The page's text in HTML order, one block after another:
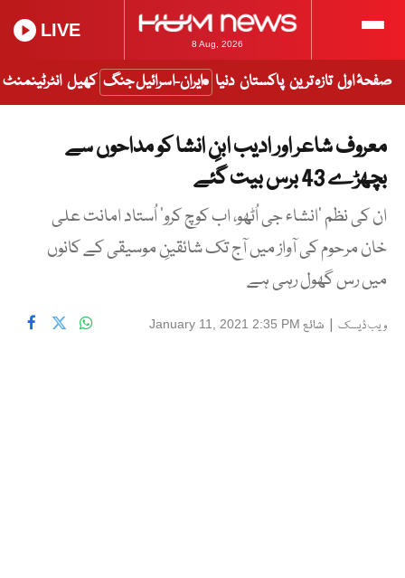
8 Aug, 2026
LIVE
صفحۂ اول تازہ ترین پاکستان دنیا ایران-اسرائیل جنگ کھیل انٹرٹینمنٹ
معروف شاعر اور ادیب ابنِ انشا کو مداحوں سے
بچھڑے 43 برس بیت گئے
ان کی نظم ’انشاء جی اُٹھو، اب کوچ کرو‘ اُستاد امانت علی
خان مرحوم کی آواز میں آج تک شائقینِ موسیقی کے کانوں
میں رس گھول رہی ہے
ویب ڈیسک | شائع January 11, 2021 2:35 PM